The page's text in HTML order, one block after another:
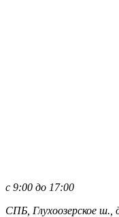
с 9:00 до 17:00
СПБ, Глухоозерское ш.,